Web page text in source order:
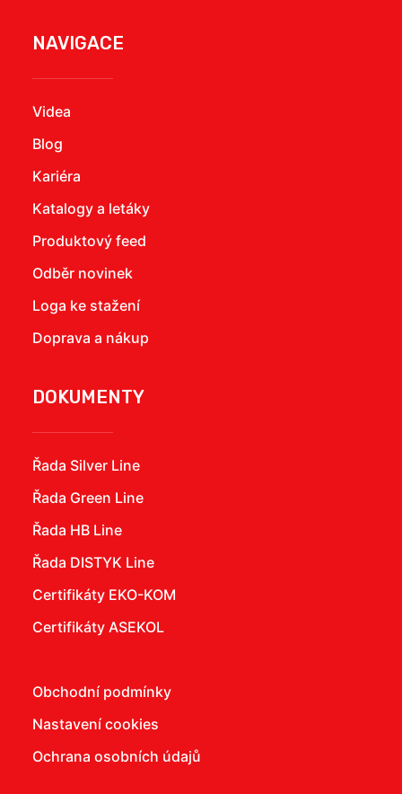
NAVIGACE
Videa
Blog
Kariéra
Katalogy a letáky
Produktový feed
Odběr novinek
Loga ke stažení
Doprava a nákup
DOKUMENTY
Řada Silver Line
Řada Green Line
Řada HB Line
Řada DISTYK Line
Certifikáty EKO-KOM
Certifikáty ASEKOL
Obchodní podmínky
Nastavení cookies
Ochrana osobních údajů